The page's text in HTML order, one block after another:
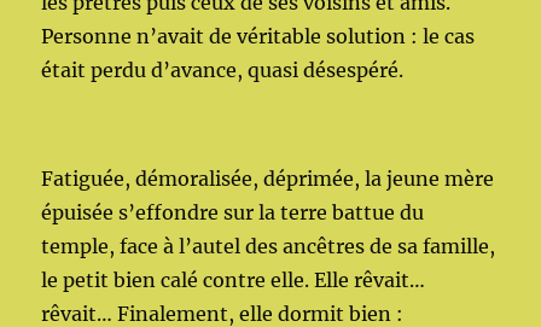
Personne n’avait de véritable solution : le cas
était perdu d’avance, quasi désespéré.
Fatiguée, démoralisée, déprimée, la jeune mère
épuisée s’effondre sur la terre battue du
temple, face à l’autel des ancêtres de sa famille,
le petit bien calé contre elle. Elle rêvait…
rêvait… Finalement, elle dormit bien :